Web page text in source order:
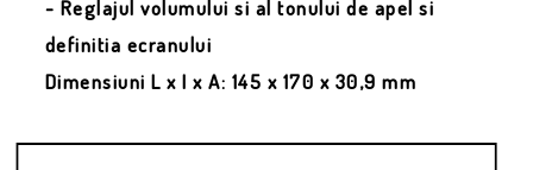
- Reglajul volumului si al tonului de apel si
definitia ecranului
Dimensiuni L x I x A: 145 x 170 x 30,9 mm